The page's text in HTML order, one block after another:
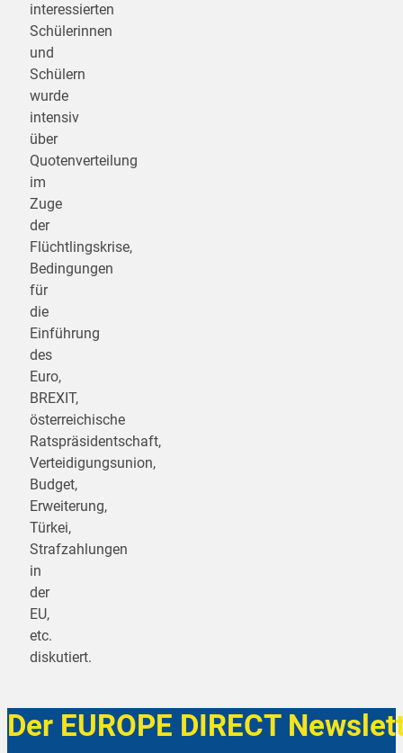
interessierten
Schülerinnen
und
Schülern
wurde
intensiv
über
Quotenverteilung
im
Zuge
der
Flüchtlingskrise,
Bedingungen
für
die
Einführung
des
Euro,
BREXIT,
österreichische
Ratspräsidentschaft,
Verteidigungsunion,
Budget,
Erweiterung,
Türkei,
Strafzahlungen
in
der
EU,
etc.
diskutiert.
Der EUROPE DIRECT